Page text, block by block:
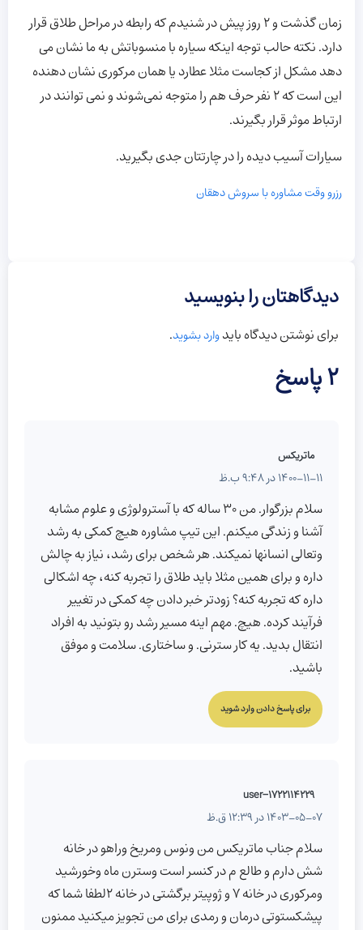
زمان گذشت و ۲ روز پیش در شنیدم که رابطه در مراحل طلاق قرار
دارد. نکته حالب توجه اینکه سیاره با منسوباتش به ما نشان می
دهد مشکل از کجاست مثلا عطارد یا همان مرکوری نشان دهنده
این است که ۲ نفر حرف هم را متوجه نمی‌شوند و نمی توانند در
ارتباط موثر قرار بگیرند.
سیارات آسیب دیده را در چارتتان جدی بگیرید.
رزرو وقت مشاوره با سروش دهقان
2 پاسخ
ماتریکس
1400-11-11 در 9:48 ب.ظ
سلام بزرگوار. من 30 ساله که با آسترولوژی و علوم مشابه
آشنا و زندگی میکنم. این تیپ مشاوره هیچ کمکی به رشد
وتعالی انسانها نمیکند. هر شخص برای رشد، نیاز به چالش
داره و برای همین مثلا باید طلاق را تجربه کنه، چه اشکالی
داره که تجربه کنه؟ زودتر خبر دادن چه کمکی در تغییر
فرآیند کرده. هیچ. مهم اینه مسیر رشد رو بتونید به افراد
انتقال بدید. یه کار سترنی. و ساختاری. سلامت و موفق
باشید.
برای پاسخ دادن وارد شوید
user-1722114229
1403-05-07 در 12:39 ق.ظ
سلام جناب ماتریکس من ونوس و‌مریخ و‌راهو در خانه
شش دارم و طالع م‌ در کنسر است وسترن ماه و‌خورشید
و‌مرکوری در خانه ۷ و ژوپیتر برگشتی در خانه ۲لطفا شما که
پیشکستوتی درمان و رمدی برای من تجویز میکنید ممنون
دیدگاهتان را بنویسید
برای نوشتن دیدگاه بایدوارد بشوید.